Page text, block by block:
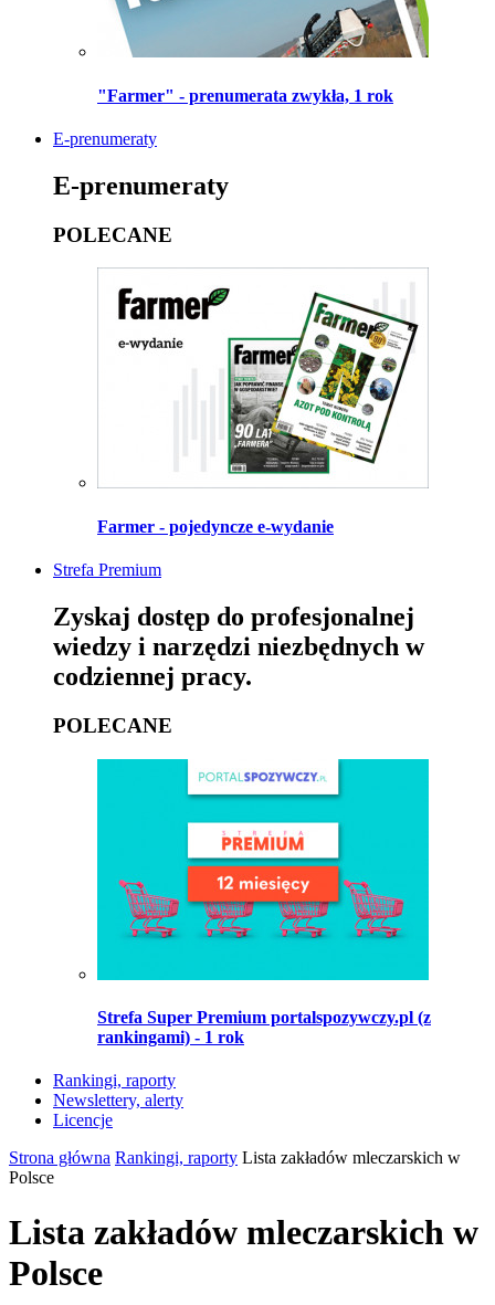
"Farmer" - prenumerata zwykła, 1 rok
E-prenumeraty
E-prenumeraty
POLECANE
Farmer - pojedyncze e-wydanie
Strefa Premium
Zyskaj dostęp do profesjonalnej
wiedzy i narzędzi niezbędnych w
codziennej pracy.
POLECANE
Strefa Super Premium portalspozywczy.pl (z
rankingami) - 1 rok
Rankingi, raporty
Newslettery, alerty
Licencje
Strona główna Rankingi, raporty Lista zakładów mleczarskich w
Polsce
Lista zakładów mleczarskich w
Polsce